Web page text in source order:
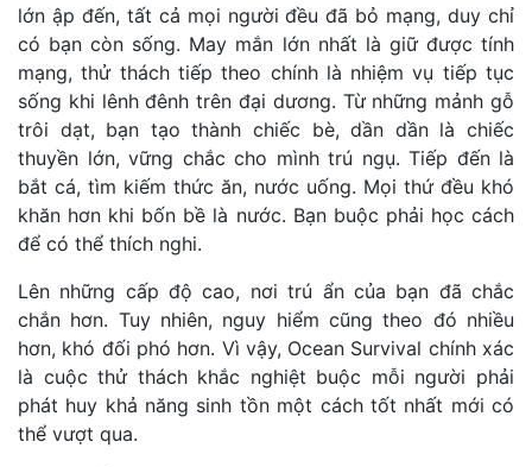
lớn ập đến, tất cả mọi người đều đã bỏ mạng, duy chỉ
có bạn còn sống. May mắn lớn nhất là giữ được tính
mạng, thử thách tiếp theo chính là nhiệm vụ tiếp tục
sống khi lênh đênh trên đại dương. Từ những mảnh gỗ
trôi dạt, bạn tạo thành chiếc bè, dần dần là chiếc
thuyền lớn, vững chắc cho mình trú ngụ. Tiếp đến là
bắt cá, tìm kiếm thức ăn, nước uống. Mọi thứ đều khó
khăn hơn khi bốn bề là nước. Bạn buộc phải học cách
để có thể thích nghi.
Lên những cấp độ cao, nơi trú ẩn của bạn đã chắc
chắn hơn. Tuy nhiên, nguy hiểm cũng theo đó nhiều
hơn, khó đối phó hơn. Vì vậy, Ocean Survival chính xác
là cuộc thử thách khắc nghiệt buộc mỗi người phải
phát huy khả năng sinh tồn một cách tốt nhất mới có
thể vượt qua.